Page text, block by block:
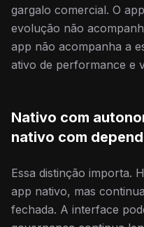
gargalo comercial. O
evolução não
app não acompanha a
ativo de performance e
Nativo com
nativo com
Essa distinção importa.
app nativo, mas
fechada. A interface